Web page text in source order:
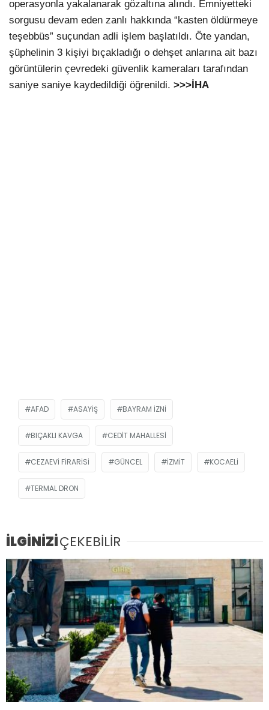
operasyonla yakalanarak gözaltına alındı. Emniyetteki
sorgusu devam eden zanlı hakkında “kasten öldürmeye
teşebbüs” suçundan adli işlem başlatıldı. Öte yandan,
şüphelinin 3 kişiyi bıçakladığı o dehşet anlarına ait bazı
görüntülerin çevredeki güvenlik kameraları tarafından
saniye saniye kaydedildiği öğrenildi. >>>İHA
AFAD ASAYIŞ BAYRAM IZNI
BIÇAKLI KAVGA CEDIT MAHALLESI
CEZAEVI FIRARISI GÜNCEL İZMIT KOCAELI
TERMAL DRON
İLGİNİZİÇEKEBİLİR